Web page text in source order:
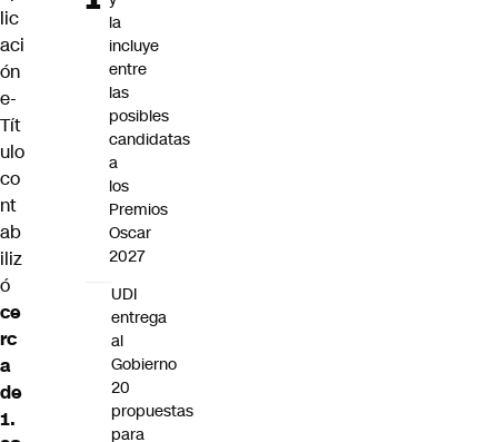
lic
aci
ón
e-
Tít
ulo
co
nt
ab
iliz
ó
ce
rc
a
de
1.
la
incluye
entre
las
posibles
candidatas
a
los
Premios
Oscar
2027
UDI
entrega
al
Gobierno
20
propuestas
para